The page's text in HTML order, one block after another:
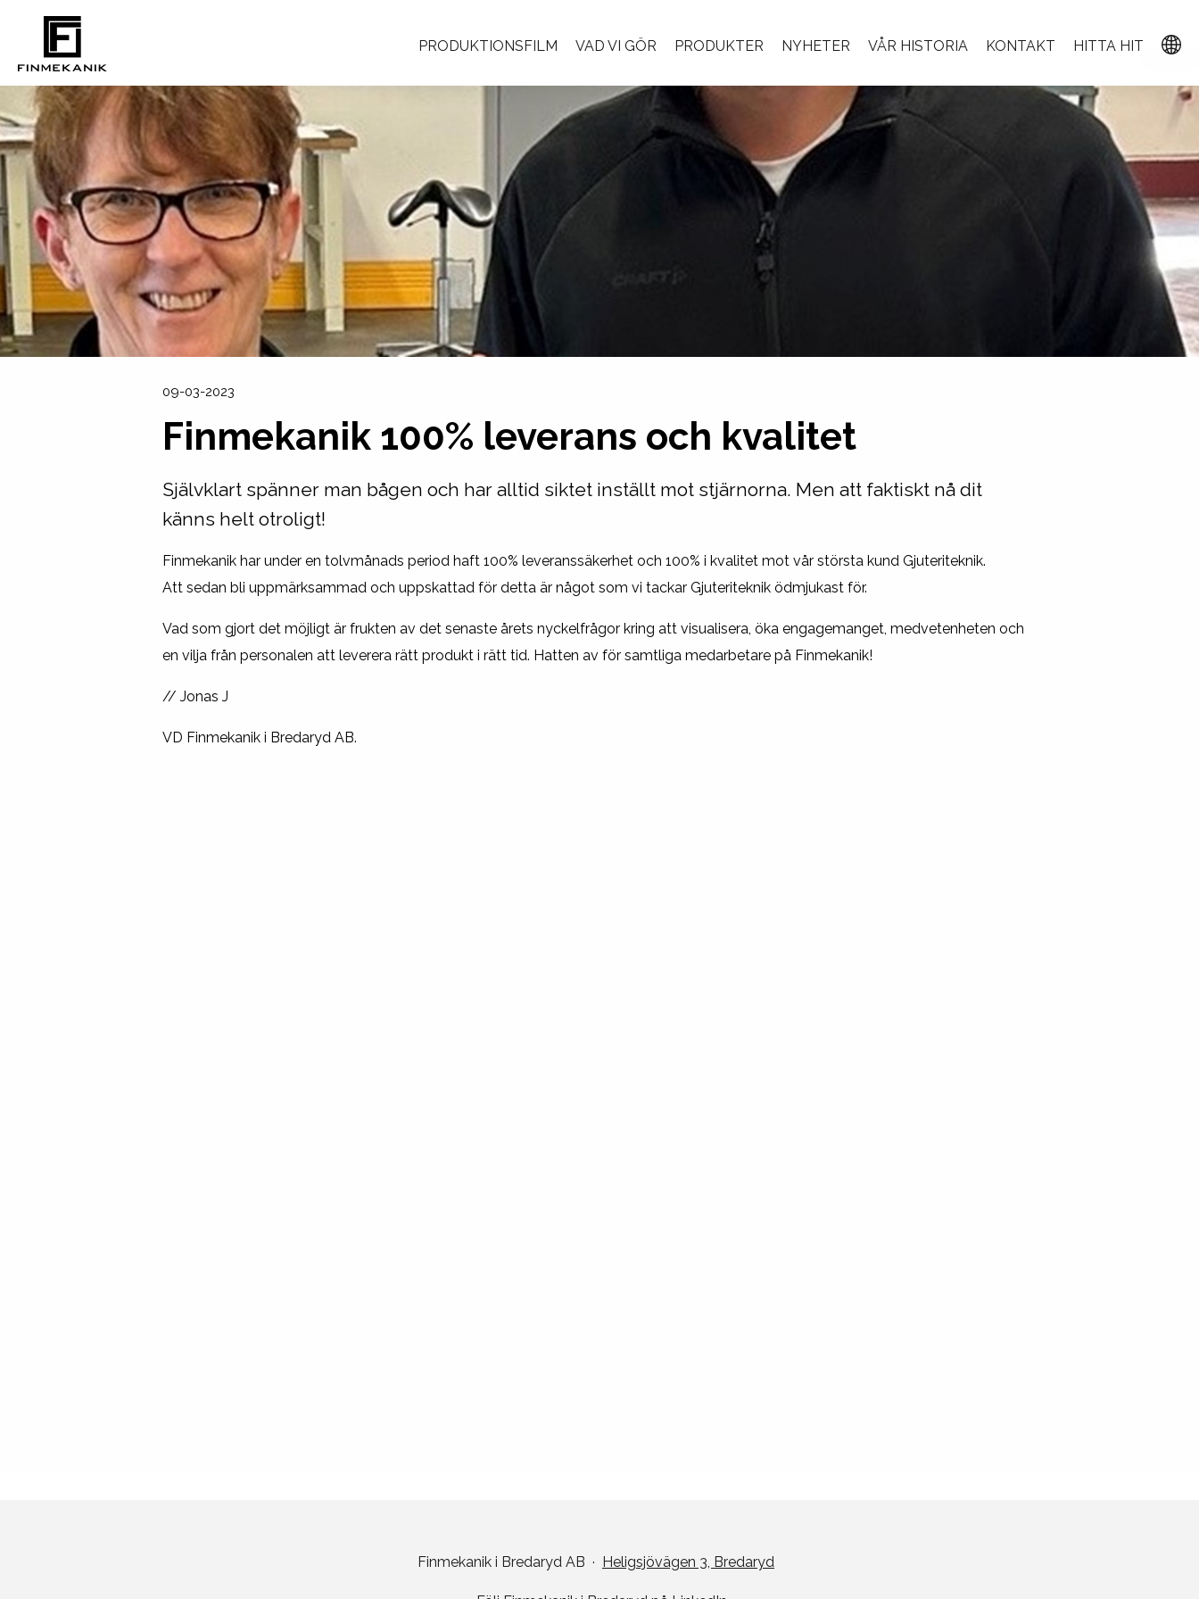
PRODUKTIONSFILM VAD VI GÖR PRODUKTER NYHETER VÅR HISTORIA KONTAKT HITTA HIT
09-03-2023
Finmekanik 100% leverans och kvalitet
Självklart spänner man bågen och har alltid siktet inställt mot stjärnorna. Men att faktiskt nå dit
känns helt otroligt!
Finmekanik har under en tolvmånads period haft 100% leveranssäkerhet och 100% i kvalitet mot vår största kund Gjuteriteknik.
Att sedan bli uppmärksammad och uppskattad för detta är något som vi tackar Gjuteriteknik ödmjukast för.
Vad som gjort det möjligt är frukten av det senaste årets nyckelfrågor kring att visualisera, öka engagemanget, medvetenheten och
en vilja från personalen att leverera rätt produkt i rätt tid. Hatten av för samtliga medarbetare på Finmekanik!
// Jonas J
VD Finmekanik i Bredaryd AB.
Finmekanik i Bredaryd AB · Heligsjövägen 3, Bredaryd